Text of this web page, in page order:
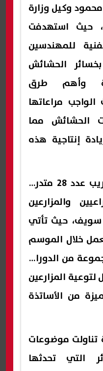
وكيل وزارة
حيث استهدفت
للمهندسين
بخسائر الحشائش
وأهم طرق
الواجب مراعاتها
الحشائش مما
إنتاجية هذه
وأشار إلى أنه تم تدريب عدد 28 متدرب
والمزارعين
سويف، حيث تأتي
خلال الموسم
مجموعة من الدورات
المزارعين
من الأساتذة
تناولت موضوعات
التي تحدثها